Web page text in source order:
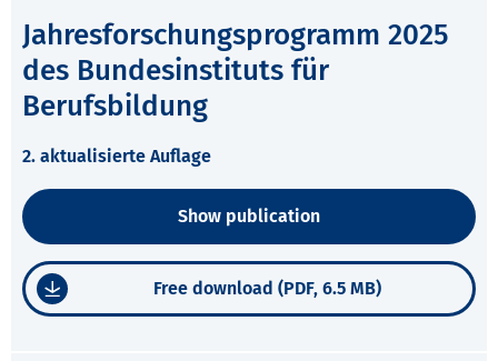
Jahresforschungsprogramm 2025
des Bundesinstituts für
Berufsbildung
2. aktualisierte Auflage
Show publication
Free download (PDF, 6.5 MB)